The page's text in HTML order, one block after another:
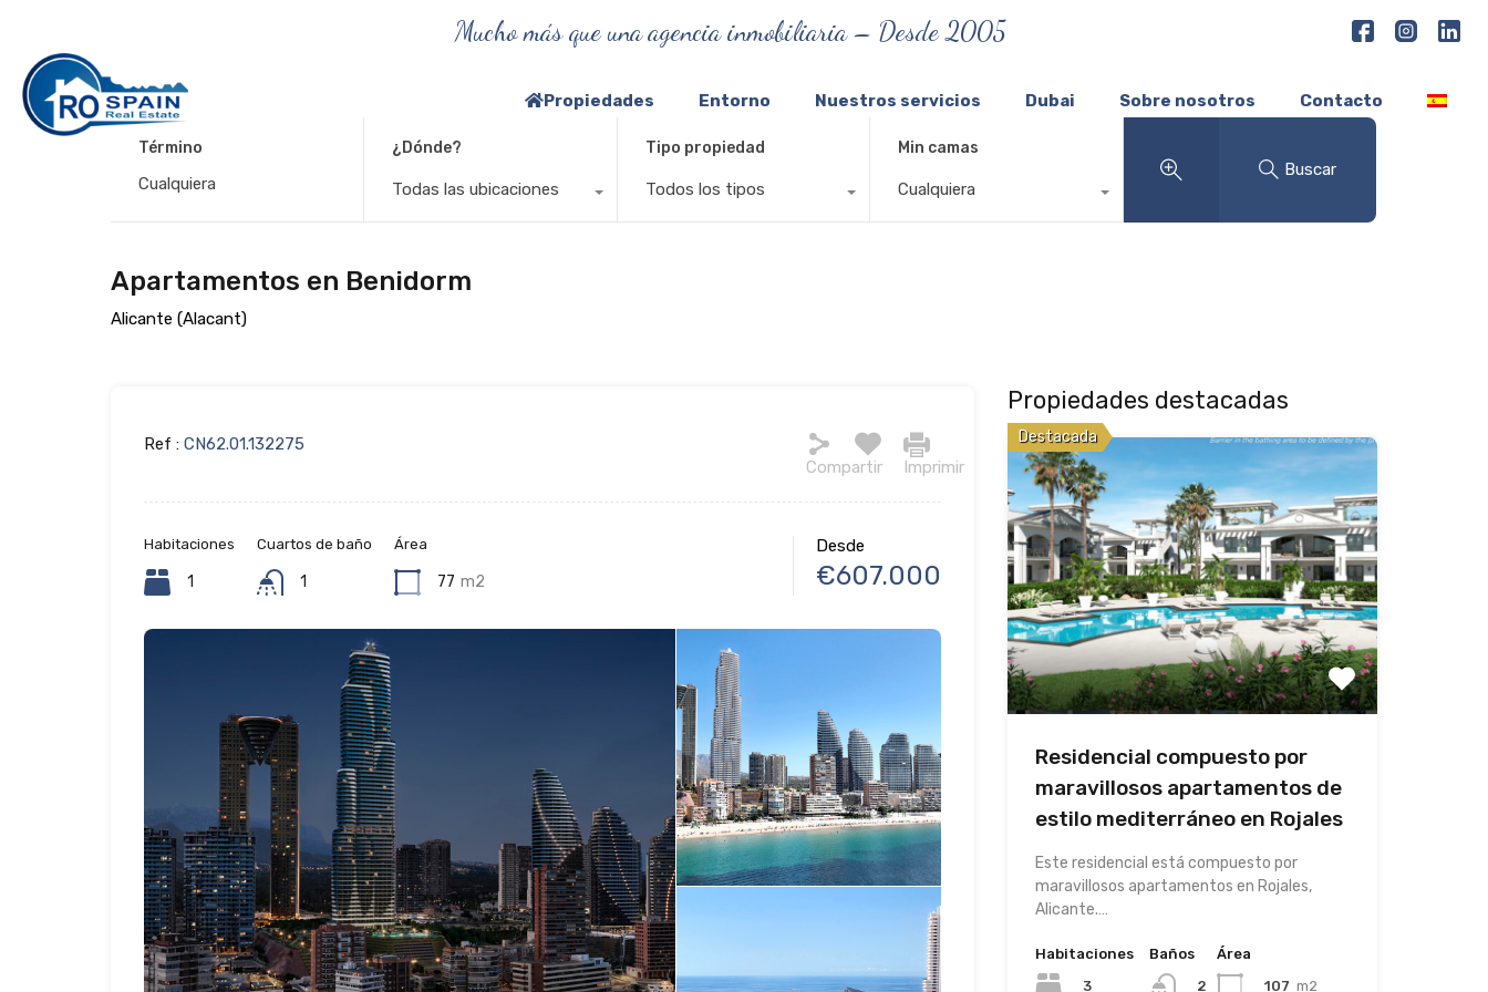
Mucho más que una agencia inmobiliaria – Desde 2005
Propiedades Entorno Nuestros servicios Dubai Sobre nosotros Contacto
Término ¿Dónde?
Todas las ubicaciones
Tipo propiedad
Todos los tipos
Min camas
Cualquiera
Buscar
Apartamentos en Benidorm
Alicante (Alacant)
Ref : CN62.01.132275
Compartir
Imprimir
Desde
€607.000
Habitaciones
1
Cuartos de baño
1
Área
77 m2
Propiedades destacadas
Destacada
Residencial compuesto por
maravillosos apartamentos de
estilo mediterráneo en Rojales
Este residencial está compuesto por
maravillosos apartamentos en Rojales,
Alicante.…
Habitaciones
3
Baños
2
Área
107 m2